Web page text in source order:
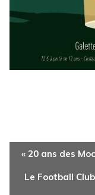
Navigation
Évènement
« 20 ans des
Le Football